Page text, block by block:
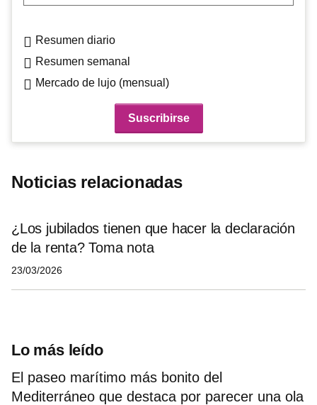
Resumen diario
Resumen semanal
Mercado de lujo (mensual)
Noticias relacionadas
¿Los jubilados tienen que hacer la declaración
de la renta? Toma nota
23/03/2026
Lo más leído
El paseo marítimo más bonito del
Mediterráneo que destaca por parecer una ola